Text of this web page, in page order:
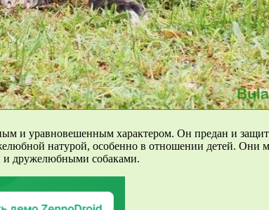
и уравновешенным характером. Он предан и
натурой, особенно в отношении детей. Они
и дружелюбными собаками.